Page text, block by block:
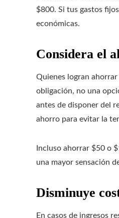
$800. Si tus gastos
económicas.
Considera el
Quienes logran
obligación, no una
antes de disponer del
ahorro para evitar la
Incluso ahorrar $50 o
una mayor sensación
Disminuye
En casos de ingresos